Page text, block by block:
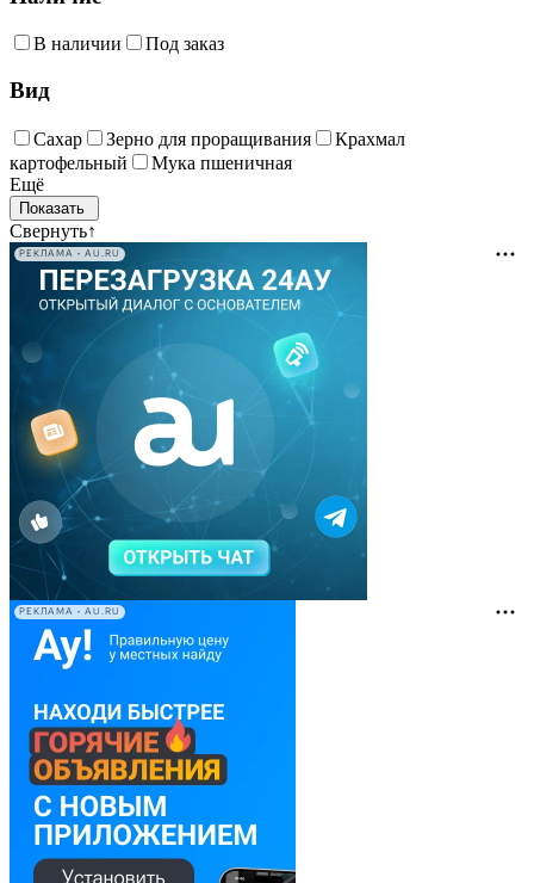
В наличии Под заказ
Вид
Сахар Зерно для проращивания
Крахмал
картофельный
Мука пшеничная
Ещё
Свернуть↑
РЕКЛАМА • AU.RU
РЕКЛАМА • AU.RU